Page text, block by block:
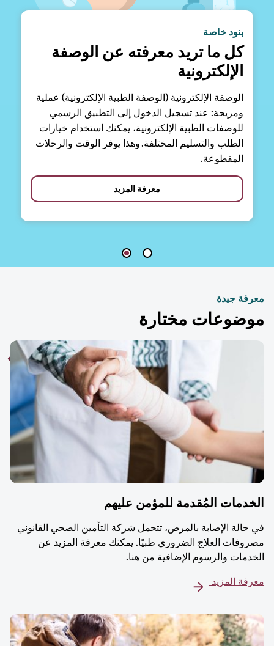
بنود خاصة
كل ما تريد معرفته عن الوصفة
الإلكترونية
الوصفة الإلكترونية (الوصفة الطبية الإلكترونية) عملية
ومريحة: عند تسجيل الدخول إلى التطبيق الرسمي
للوصفات الطبية الإلكترونية، يمكنك استخدام خيارات
الطلب والتسليم المختلفة. وهذا يوفر الوقت والرحلات
المقطوعة.
معرفة المزيد
جيدة
مختارة
المُقدمة للمؤمن عليهم
الإصابة بالمرض، تتحمل شركة التأمين الصحي القانوني
العلاج الضروري طبيًا. يمكنك معرفة المزيد عن
والرسوم الإضافية من هنا.
المزيد